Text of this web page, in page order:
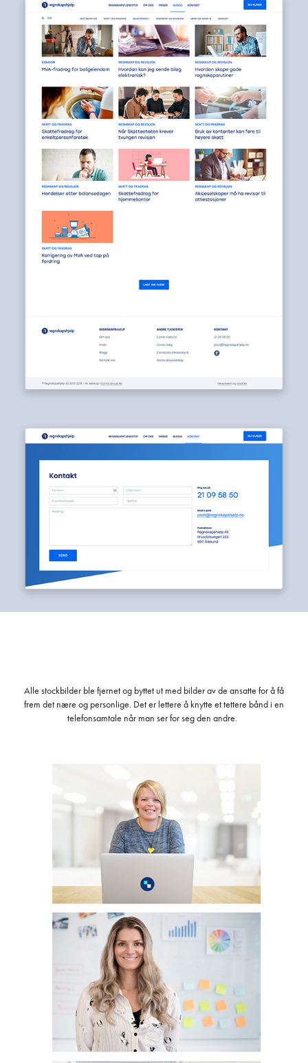
Alle stockbilder ble fjernet og byttet ut med bilder av de ansatte for å få
frem det nære og personlige. Det er lettere å knytte et tettere bånd i en
telefonsamtale når man ser for seg den andre.